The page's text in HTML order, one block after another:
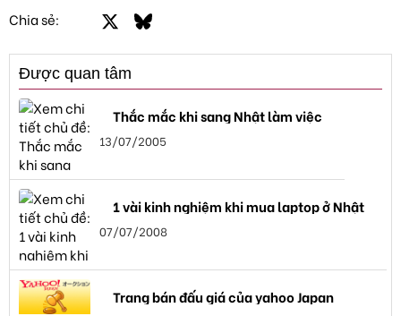
Chia sẻ: FacebookBluesky
Được quan tâm
Thắc mắc khi sang Nhật làm việc
13/07/2005
1 vài kinh nghiệm khi mua laptop ở Nhật
07/07/2008
Trang bán đấu giá của yahoo Japan